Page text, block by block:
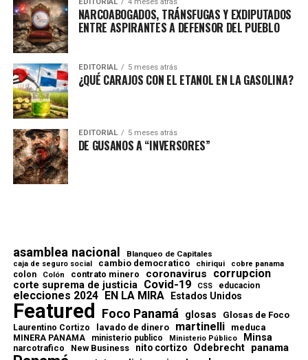
NARCOABOGADOS, TRÁNSFUGAS Y EXDIPUTADOS
ENTRE ASPIRANTES A DEFENSOR DEL PUEBLO
EDITORIAL 5 meses atrás
¿QUÉ CARAJOS CON EL ETANOL EN LA GASOLINA?
EDITORIAL 5 meses atrás
DE GUSANOS A “INVERSORES”
asamblea nacional Blanqueo de Capitales
caja de seguro social cambio democratico chiriqui cobre panama
colon Colón contrato minero coronavirus corrupcion
corte suprema de justicia Covid-19 CSS educacion
elecciones 2024 EN LA MIRA Estados Unidos
Featured Foco Panamá glosas Glosas de Foco
Laurentino Cortizo lavado de dinero martinelli meduca
MINERA PANAMA ministerio publico Ministerio Público Minsa
narcotrafico New Business nito cortizo Odebrecht panama